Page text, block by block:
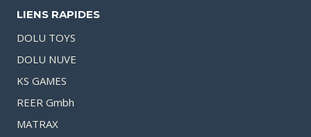
LIENS RAPIDES
DOLU TOYS
DOLU NUVE
KS GAMES
REER Gmbh
MATRAX